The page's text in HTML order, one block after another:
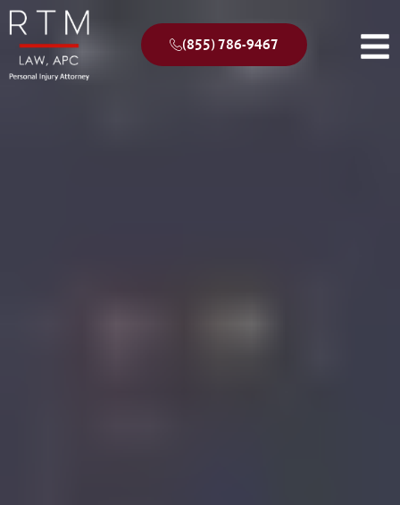
(855) 786-9467